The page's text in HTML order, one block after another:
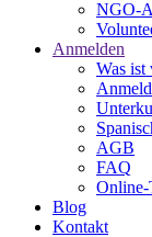
NGO-
Anmelden
Was ist
AGB
FAQ
Online-
Blog
Kontakt